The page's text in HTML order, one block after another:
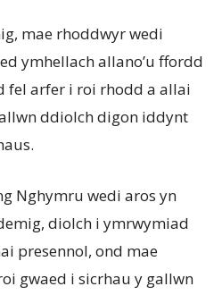
mae rhoddwyr wedi
ymhellach allano’u ffordd
fel arfer i roi rhodd a allai
ddiolch digon iddynt
Nghymru wedi aros yn
diolch i ymrwymiad
presennol, ond mae
gwaed i sicrhau y gallwn